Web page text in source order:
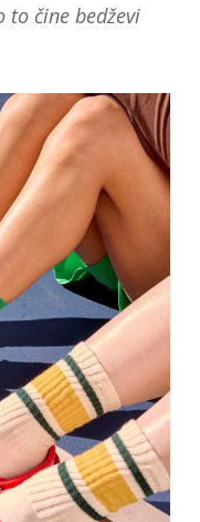
to čine bedževi